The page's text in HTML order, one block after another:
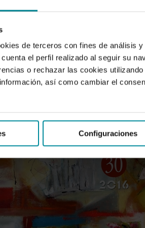
de terceros con fines de análisis
el perfil realizado al seguir su
o rechazar las cookies
así como cambiar el
Configuraciones
de diversas universidades, centros de
analizado desde diferentes ángulos
y consolidar sus cimientos, dando
la viabilidad futura de las cuentas
que recogen algunas valoraciones
tributaria, los